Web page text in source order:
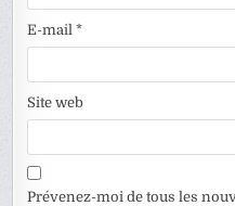
E-mail*
Site web
Prévenez-moi de tous les